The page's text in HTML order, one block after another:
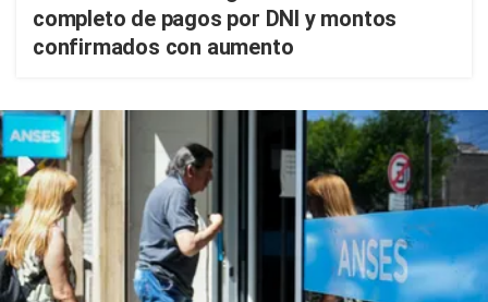
completo de pagos por DNI y montos
confirmados con aumento